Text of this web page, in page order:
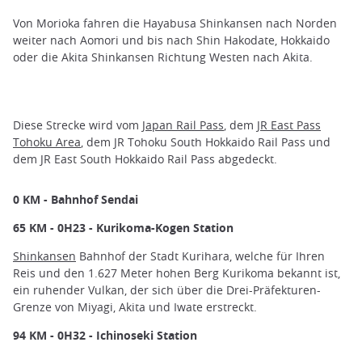
Von Morioka fahren die Hayabusa Shinkansen nach Norden
weiter nach Aomori und bis nach Shin Hakodate, Hokkaido
oder die Akita Shinkansen Richtung Westen nach Akita.
Diese Strecke wird vom Japan Rail Pass, dem JR East Pass
Tohoku Area, dem JR Tohoku South Hokkaido Rail Pass und
dem JR East South Hokkaido Rail Pass abgedeckt.
0 KM - Bahnhof Sendai
65 KM - 0H23 - Kurikoma-Kogen Station
Shinkansen Bahnhof der Stadt Kurihara, welche für Ihren
Reis und den 1.627 Meter hohen Berg Kurikoma bekannt ist,
ein ruhender Vulkan, der sich über die Drei-Präfekturen-
Grenze von Miyagi, Akita und Iwate erstreckt.
94 KM - 0H32 - Ichinoseki Station